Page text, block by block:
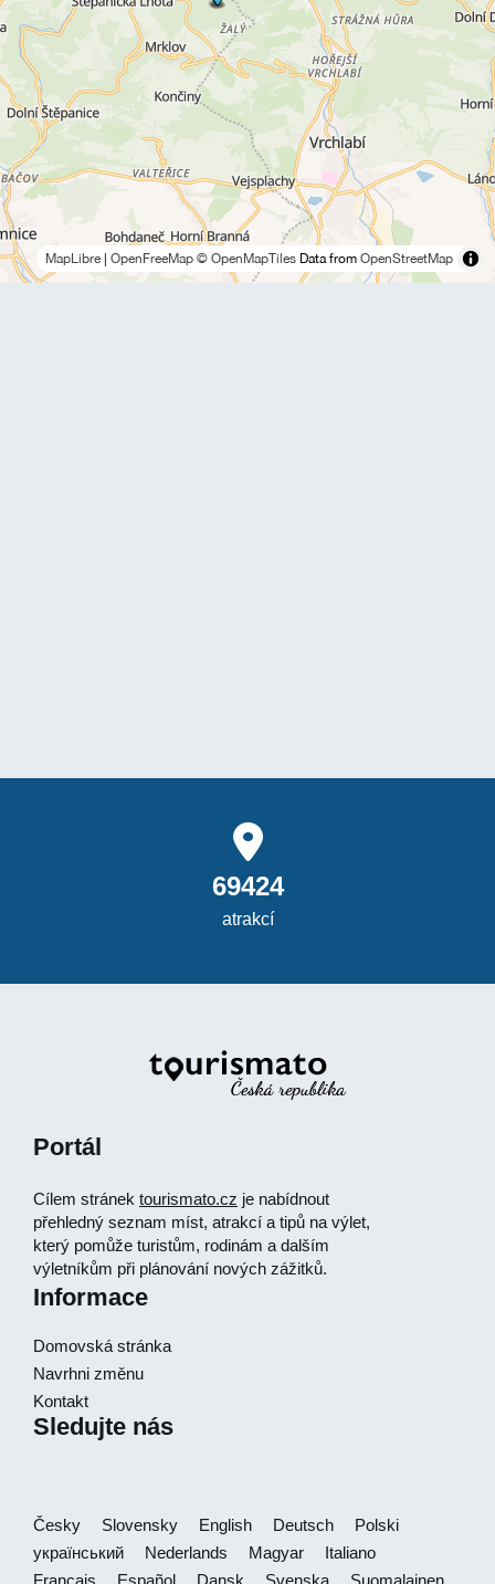
MapLibre OpenFreeMap © OpenMapTiles Data from OpenStreetMap
69424
atrakcí
Portál
Cílem stránek tourismato.cz je nabídnout
přehledný seznam míst, atrakcí a tipů na výlet,
který pomůže turistům, rodinám a dalším
výletníkům při plánování nových zážitků.
Informace
Domovská stránka
Navrhni změnu
Kontakt
Sledujte nás
Česky Slovensky English Deutsch
Polski
український
Nederlands Magyar
Italiano
Français
Español Dansk Svenska Suomalainen